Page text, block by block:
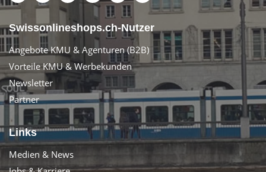
Swissonlineshops.ch-Nutzer
Angebote KMU & Agenturen (B2B)
Vorteile KMU & Werbekunden
Newsletter
Partner
Links
Medien & News